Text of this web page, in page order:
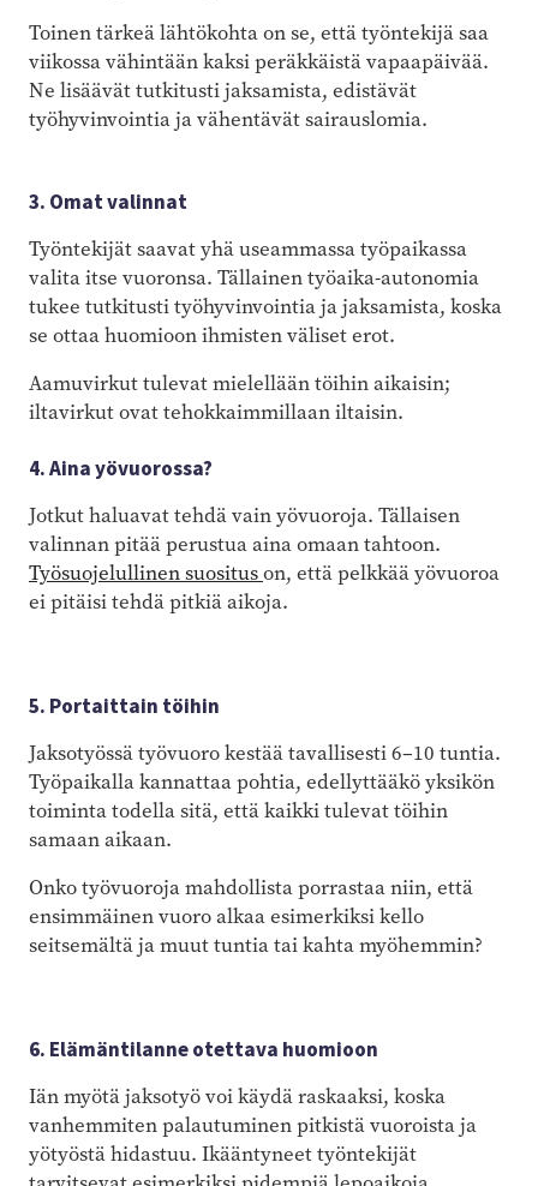
Toinen tärkeä lähtökohta on se, että työntekijä saa
viikossa vähintään kaksi peräkkäistä vapaapäivää.
Ne lisäävät tutkitusti jaksamista, edistävät
työhyvinvointia ja vähentävät sairauslomia.
3. Omat valinnat
Työntekijät saavat yhä useammassa työpaikassa
valita itse vuoronsa. Tällainen työaika-autonomia
tukee tutkitusti työhyvinvointia ja jaksamista, koska
se ottaa huomioon ihmisten väliset erot.
Aamuvirkut tulevat mielellään töihin aikaisin;
iltavirkut ovat tehokkaimmillaan iltaisin.
4. Aina yövuorossa?
Jotkut haluavat tehdä vain yövuoroja. Tällaisen
valinnan pitää perustua aina omaan tahtoon.
Työsuojelullinen suosituson, että pelkkää yövuoroa
ei pitäisi tehdä pitkiä aikoja.
5. Portaittain töihin
Jaksotyössä työvuoro kestää tavallisesti 6–10 tuntia.
Työpaikalla kannattaa pohtia, edellyttääkö yksikön
toiminta todella sitä, että kaikki tulevat töihin
samaan aikaan.
Onko työvuoroja mahdollista porrastaa niin, että
ensimmäinen vuoro alkaa esimerkiksi kello
seitsemältä ja muut tuntia tai kahta myöhemmin?
6. Elämäntilanne otettava huomioon
Iän myötä jaksotyö voi käydä raskaaksi, koska
vanhemmiten palautuminen pitkistä vuoroista ja
yötyöstä hidastuu. Ikääntyneet työntekijät